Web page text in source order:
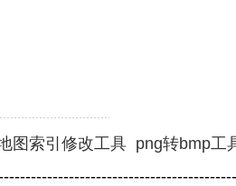
图索引修改工具 png转bmp工